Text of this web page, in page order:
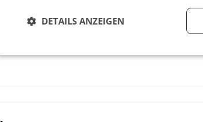
Uhr
15:00 Uhr
15:00 Uhr
Uhr
DETAILS ANZEIGEN